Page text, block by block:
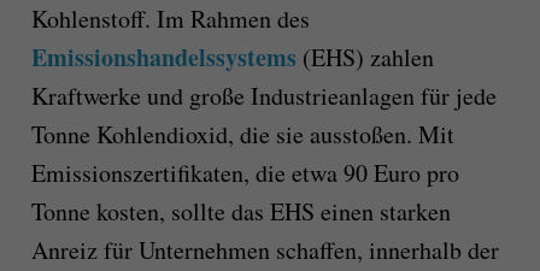
Kohlenstoff. Im Rahmen des
Emissionshandelssystems (EHS) zahlen
Kraftwerke und große Industrieanlagen für jede
Tonne Kohlendioxid, die sie ausstoßen. Mit
Emissionszertifikaten, die etwa 90 Euro pro
Tonne kosten, sollte das EHS einen starken
Anreiz für Unternehmen schaffen, innerhalb der